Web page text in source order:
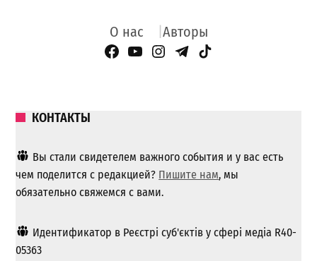
О нас Авторы
Facebook Page
YouTube
Instagram
Telegram
TikTok
КОНТАКТЫ
Вы стали свидетелем важного события и у вас есть
чем поделится с редакцией? Пишите нам, мы
обязательно свяжемся с вами.
Идентификатор в Реєстрі суб'єктів у сфері медіа R40-
05363